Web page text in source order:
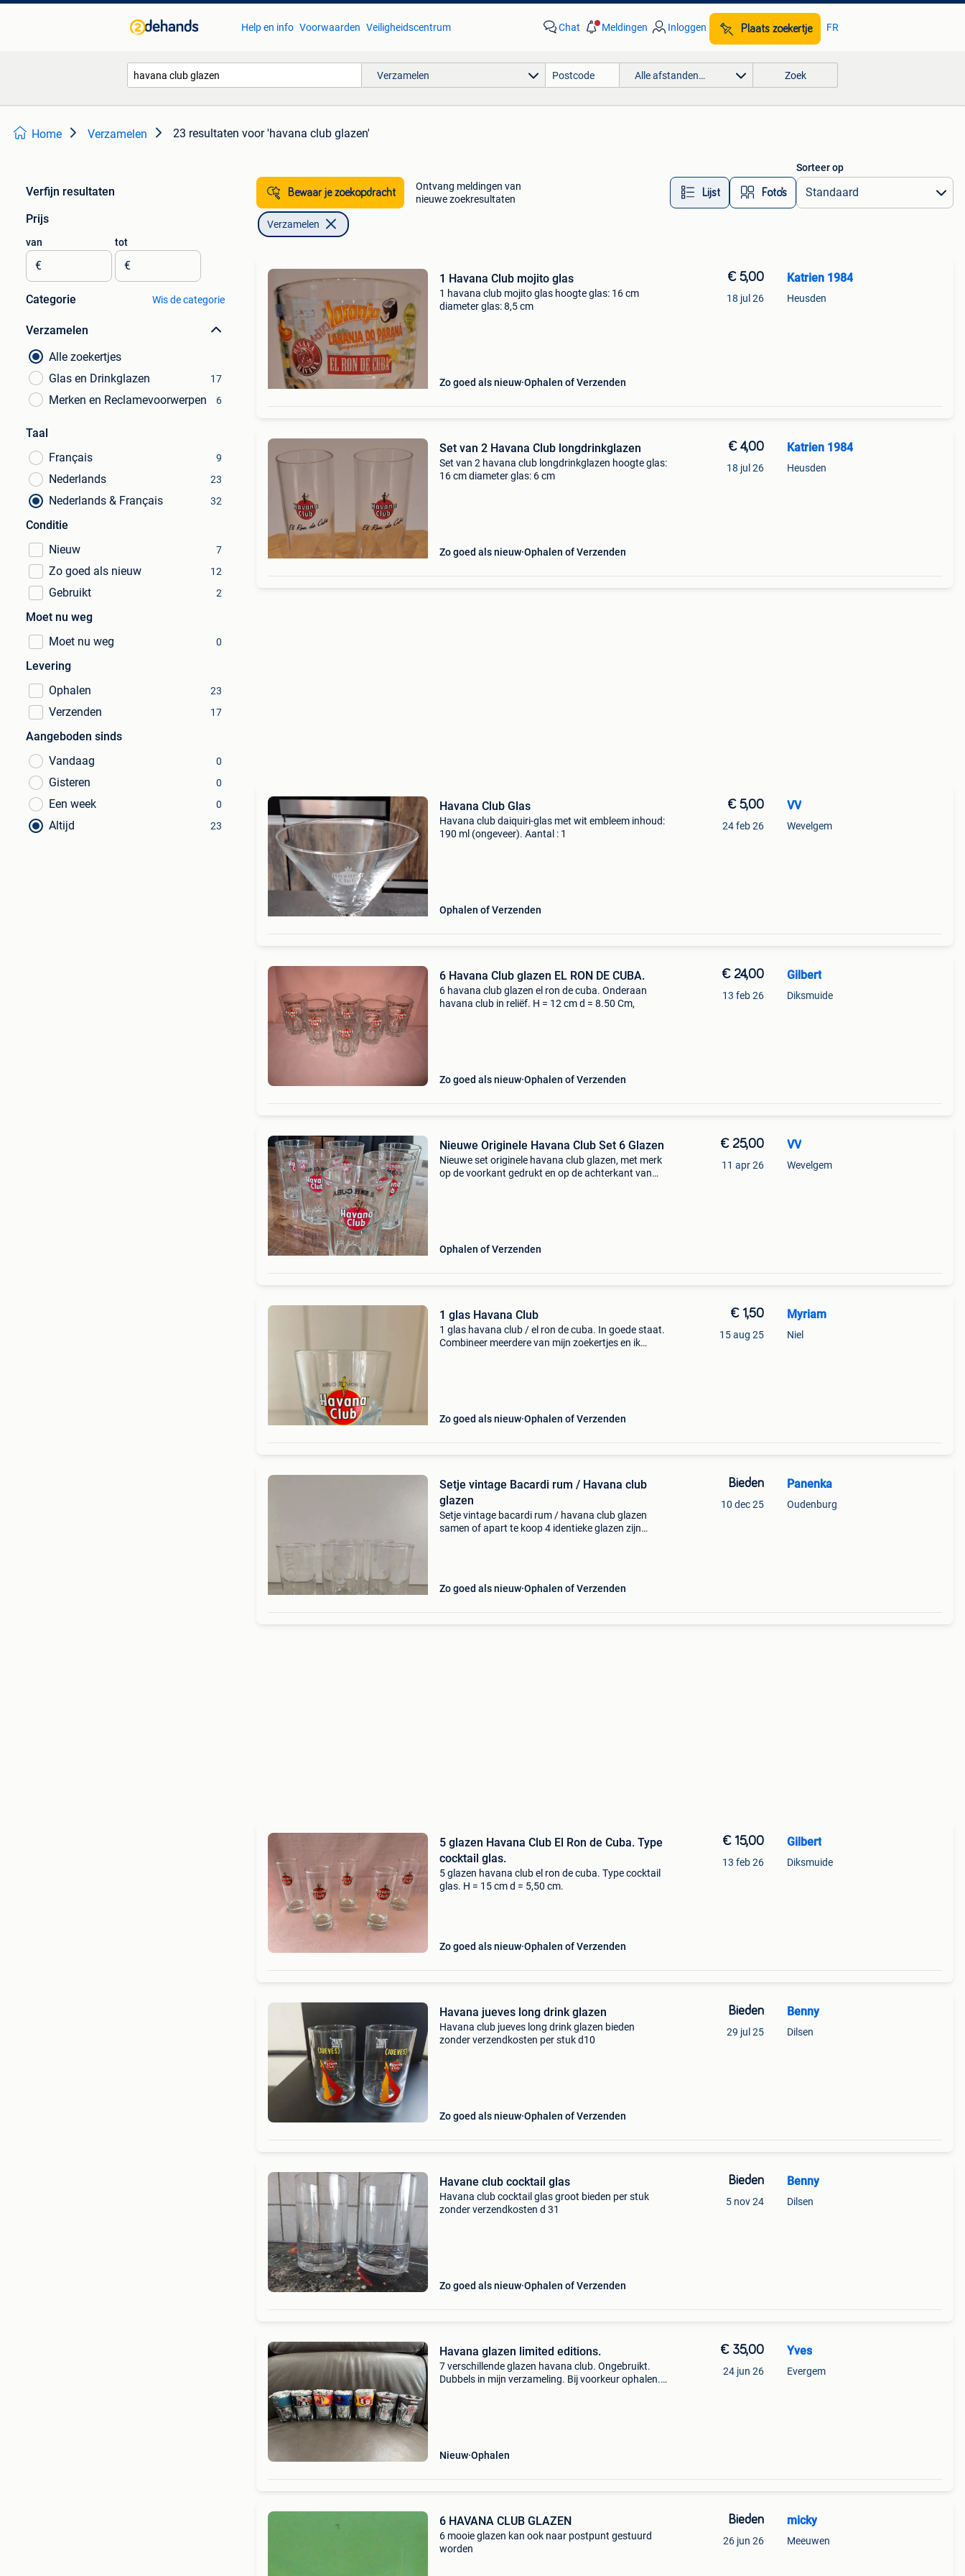
Help en info Voorwaarden Veiligheidscentrum Chat Meldingen Inloggen Plaats zoekertje FR
Verzamelen Alle afstanden… Zoek
Home Verzamelen 23 resultaten voor 'havana club glazen'
Verfijn resultaten
Prijs
van
€
tot
€
Categorie Wis de categorie
Verzamelen
Alle zoekertjes
Glas en Drinkglazen
17
Merken en Reclamevoorwerpen 6
Taal
Français
9
Nederlands 23
Nederlands & Français 32
Conditie
Nieuw
7
Zo goed als nieuw 12
Gebruikt 2
Moet nu weg
Moet nu weg
0
Levering
Ophalen
23
Verzenden 17
Aangeboden sinds
Vandaag
0
Gisteren 0
Een week 0
Altijd 23
Bewaar je zoekopdracht
Ontvang meldingen van
nieuwe zoekresultaten
Lijst Foto’s
Sorteer op
Verzamelen
1 Havana Club mojito glas
1 havana club mojito glas hoogte glas: 16 cm
diameter glas: 8,5 cm
Zo goed als nieuw Ophalen of Verzenden
€ 5,00
18 jul 26
Katrien 1984
Heusden
Set van 2 Havana Club longdrinkglazen
Set van 2 havana club longdrinkglazen hoogte glas:
16 cm diameter glas: 6 cm
Zo goed als nieuw Ophalen of Verzenden
€ 4,00
18 jul 26
Katrien 1984
Heusden
Havana Club Glas
Havana club daiquiri-glas met wit embleem inhoud:
190 ml (ongeveer). Aantal : 1
Ophalen of Verzenden
€ 5,00
24 feb 26
VV
Wevelgem
6 Havana Club glazen EL RON DE CUBA.
6 havana club glazen el ron de cuba. Onderaan
havana club in reliëf. H = 12 cm d = 8.50 Cm,
Zo goed als nieuw Ophalen of Verzenden
€ 24,00
13 feb 26
Gilbert
Diksmuide
Nieuwe Originele Havana Club Set 6 Glazen
Nieuwe set originele havana club glazen, met merk
op de voorkant gedrukt en op de achterkant van
Ophalen of Verzenden
€ 25,00
11 apr 26
VV
Wevelgem
1 glas Havana Club
1 glas havana club / el ron de cuba. In goede staat.
Combineer meerdere van mijn zoekertjes en ik
Zo goed als nieuw Ophalen of Verzenden
€ 1,50
15 aug 25
Myriam
Niel
Setje vintage Bacardi rum / Havana club
glazen
Setje vintage bacardi rum / havana club glazen
samen of apart te koop 4 identieke glazen zijn
Zo goed als nieuw Ophalen of Verzenden
Bieden
10 dec 25
Panenka
Oudenburg
5 glazen Havana Club El Ron de Cuba. Type
cocktail glas.
5 glazen havana club el ron de cuba. Type cocktail
glas. H = 15 cm d = 5,50 cm.
Zo goed als nieuw Ophalen of Verzenden
€ 15,00
13 feb 26
Gilbert
Diksmuide
Havana jueves long drink glazen
Havana club jueves long drink glazen bieden
zonder verzendkosten per stuk d10
Zo goed als nieuw Ophalen of Verzenden
Bieden
29 jul 25
Benny
Dilsen
Havane club cocktail glas
Havana club cocktail glas groot bieden per stuk
zonder verzendkosten d 31
Zo goed als nieuw Ophalen of Verzenden
Bieden
5 nov 24
Benny
Dilsen
Havana glazen limited editions.
7 verschillende glazen havana club. Ongebruikt.
Dubbels in mijn verzameling. Bij voorkeur ophalen.
Nieuw Ophalen
€ 35,00
24 jun 26
Yves
Evergem
6 HAVANA CLUB GLAZEN
6 mooie glazen kan ook naar postpunt gestuurd
worden
Bieden
26 jun 26
micky
Meeuwen